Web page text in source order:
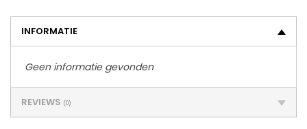
INFORMATIE
Geen informatie gevonden
REVIEWS (0)